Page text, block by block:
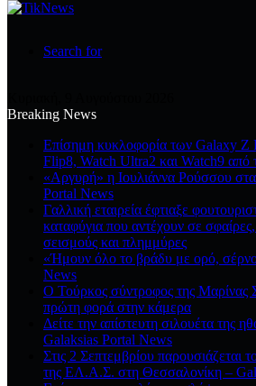
Search for
Breaking News
Επίσημη κυκλοφορία των Galaxy
Flip8, Watch Ultra2 και Watch9 από
«Αργυρή» η Ιουλιάννα Ρούσσου
Portal News
Γαλλική εταιρεία έφτιαξε
καταφύγια που αντέχουν σε
σεισμούς και πλημμύρες
«Ήμουν όλο το βράδυ με ορό,
News
Ο Τούρκος σύντροφος της Μαρίνας
πρώτη φορά στην κάμερα
Δείτε την απίστευτη σιλουέτα της
Galaksias Portal News
Στις 2 Σεπτεμβρίου παρουσιάζεται
της ΕΛ.Α.Σ. στη Θεσσαλονίκη –